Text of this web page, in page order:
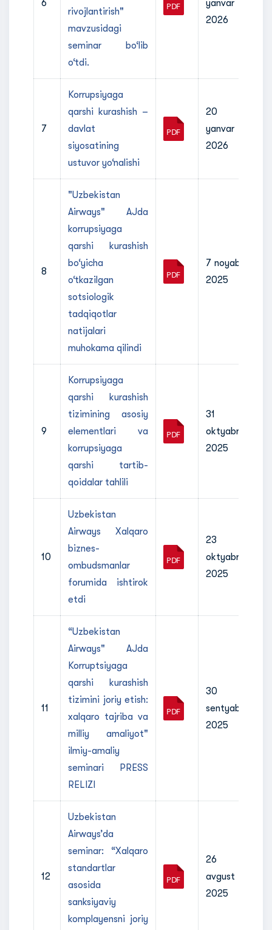
6
rivojlantirish"
mavzusidagi
seminar bo‘lib
o‘tdi.
yanvar
2026
7
Korrupsiyaga
qarshi kurashish –
davlat
siyosatining
ustuvor yo‘nalishi
20
yanvar
2026
8
"Uzbekistan
Airways" AJda
korrupsiyaga
qarshi kurashish
bo‘yicha
o‘tkazilgan
sotsiologik
tadqiqotlar
natijalari
muhokama qilindi
7 noyabr
2025
9
Korrupsiyaga
qarshi kurashish
tizimining asosiy
elementlari va
korrupsiyaga
qarshi tartib-
qoidalar tahlili
31
oktyabr
2025
10
Uzbekistan
Airways Xalqaro
biznes-
ombudsmanlar
forumida ishtirok
etdi
23
oktyabr
2025
11
“Uzbekistan
Airways" АJda
Korruptsiyaga
qarshi kurashish
tizimini joriy etish:
xalqaro tajriba va
milliy amaliyot"
ilmiy-amaliy
seminari PRESS
RELIZI
30
sentyabr
2025
12
Uzbekistan
Airways’da
seminar: “Xalqaro
standartlar
asosida
sanksiyaviy
komplayensni joriy
26
avgust
2025